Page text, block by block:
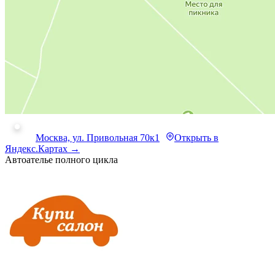
Москва, ул. Привольная 70к1
Открыть в
Яндекс.Картах →
Автоателье полного цикла